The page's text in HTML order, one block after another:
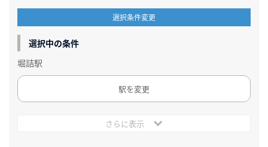
選択条件変更
選択中の条件
堀詰駅
駅を変更
さらに表示